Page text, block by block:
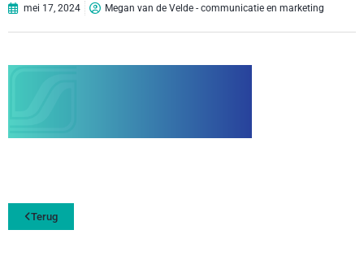
mei 17, 2024 Megan van de Velde - communicatie en marketing
Terug